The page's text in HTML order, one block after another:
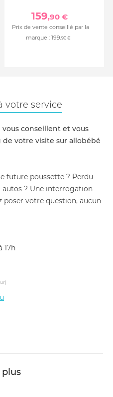
159,90 €
Prix de vente conseillé par la
marque : 199 ,90 €
votre service
conseillent et vous
votre visite sur allobébé
future poussette ? Perdu
autos ? Une interrogation
poser votre question, aucun
17h
plus